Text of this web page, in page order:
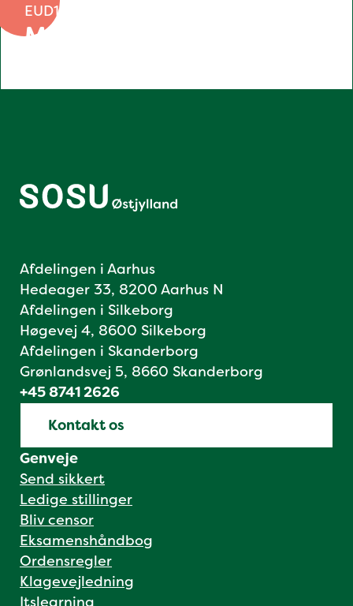
EUD10
Mød Emma
Afdelingen i Aarhus
Hedeager 33, 8200 Aarhus N
Afdelingen i Silkeborg
Høgevej 4, 8600 Silkeborg
Afdelingen i Skanderborg
Grønlandsvej 5, 8660 Skanderborg
+45 8741 2626
Kontakt os
Genveje
Send sikkert
Ledige stillinger
Bliv censor
Eksamenshåndbog
Ordensregler
Klagevejledning
Itslearning